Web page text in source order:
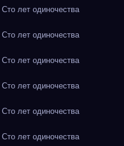
лет одиночества
лет одиночества
лет одиночества
лет одиночества
лет одиночества
лет одиночества